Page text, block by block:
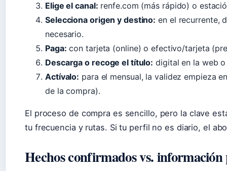
Elige el canal: renfe.com (más rápido) o
Selecciona origen y destino: en el recurrente,
necesario.
Paga: con tarjeta (online) o efectivo/tarjeta
Descarga o recoge el título: digital en la web
Actívalo: para el mensual, la validez empieza
de la compra).
El proceso de compra es sencillo, pero la clave
tu frecuencia y rutas. Si tu perfil no es diario, el
Hechos confirmados vs.